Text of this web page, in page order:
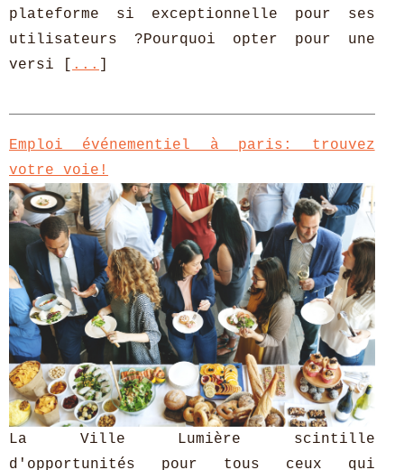
plateforme si exceptionnelle pour ses
utilisateurs ?Pourquoi opter pour une
versi [
...
Emploi événementiel à paris: trouvez
votre voie!
La Ville Lumière scintille
d'opportunités pour tous ceux qui